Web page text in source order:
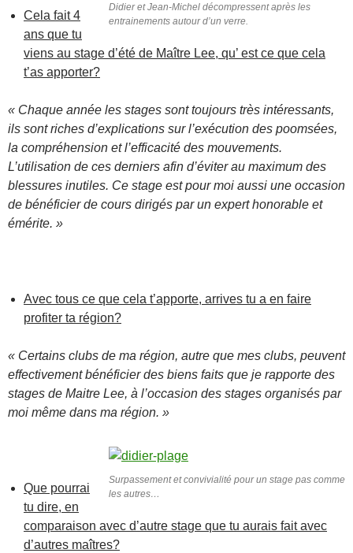
Didier et Jean-Michel décompressent après les
entrainements autour d’un verre.
Cela fait 4
ans que tu
viens au stage d’été de Maître Lee, qu’ est ce que cela
t’as apporter?
« Chaque année les stages sont toujours très intéressants,
ils sont riches d’explications sur l’exécution des poomsées,
la compréhension et l’efficacité des mouvements.
L’utilisation de ces derniers afin d’éviter au maximum des
blessures inutiles. Ce stage est pour moi aussi une occasion
de bénéficier de cours dirigés par un expert honorable et
émérite. »
Avec tous ce que cela t’apporte, arrives tu a en faire
profiter ta région?
« Certains clubs de ma région, autre que mes clubs, peuvent
effectivement bénéficier des biens faits que je rapporte des
stages de Maitre Lee, à l’occasion des stages organisés par
moi même dans ma région. »
Surpassement et convivialité pour un stage pas comme
les autres…
Que pourrai
tu dire, en
comparaison avec d’autre stage que tu aurais fait avec
d’autres maîtres?